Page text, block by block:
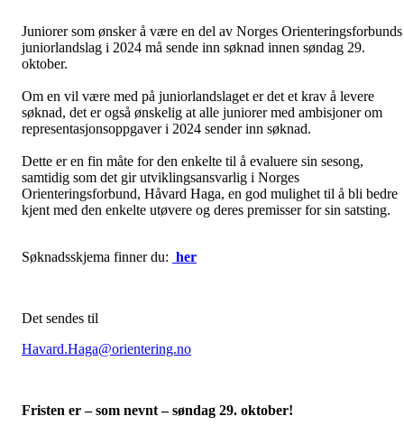
Juniorer som ønsker å være en del av Norges Orienteringsforbunds
juniorlandslag i 2024 må sende inn søknad innen søndag 29.
oktober.
Om en vil være med på juniorlandslaget er det et krav å levere
søknad, det er også ønskelig at alle juniorer med ambisjoner om
representasjonsoppgaver i 2024 sender inn søknad.
Dette er en fin måte for den enkelte til å evaluere sin sesong,
samtidig som det gir utviklingsansvarlig i Norges
Orienteringsforbund, Håvard Haga, en god mulighet til å bli bedre
kjent med den enkelte utøvere og deres premisser for sin satsting.
Søknadsskjema finner du: her
Det sendes til
Havard.Haga@orientering.no
Fristen er – som nevnt – søndag 29. oktober!